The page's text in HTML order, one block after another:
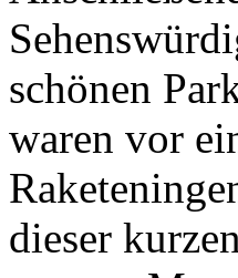
schönen
waren vor
dieser